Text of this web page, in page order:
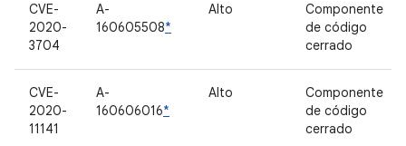
CVE-
2020-
3704
A-
160605508*
Alto
Componente
de código
cerrado
CVE-
2020-
11141
A-
160606016*
Alto
Componente
de código
cerrado